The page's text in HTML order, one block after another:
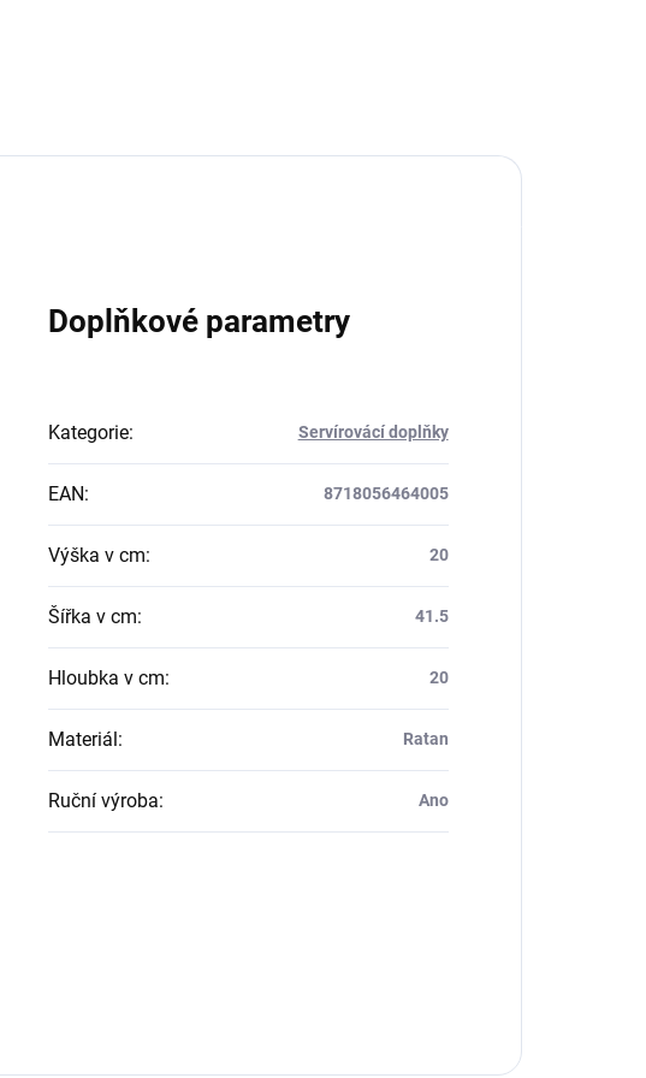
Doplňkové parametry
Kategorie: Servírovácí doplňky
EAN: 8718056464005
Výška v cm: 20
Šířka v cm: 41.5
Hloubka v cm: 20
Materiál: Ratan
Ruční výroba: Ano